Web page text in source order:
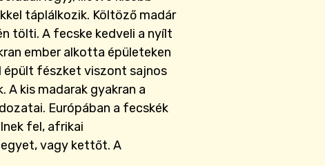
táplálkozik. Költöző madár
tölti. A fecske kedveli a nyílt
ember alkotta épületeken
épült fészket viszont sajnos
A kis madarak gyakran a
Európában a fecskék
fel, afrikai
vagy kettőt. A